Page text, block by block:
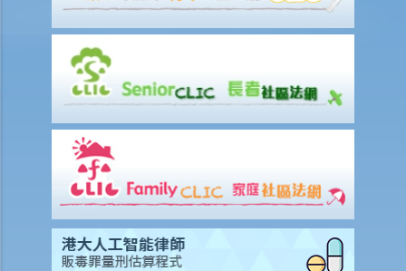
除上述的賠償外，我可否就工傷而獲得其他賠償（例如醫藥費）？
工傷或有關意外之報告
僱主向勞工處報告與工作有關的意外之時限是多久？
僱員可否向勞工處報告與工作有關的意外？
其他有關工傷的事項
如何安排支付工傷賠償？
若然我不能與僱主和平地解決工傷賠償問題，將案件呈交法院的時限是
多久？
若然我對條例所給予的補償感到不滿，或者我認為僱主忽略了應有的安